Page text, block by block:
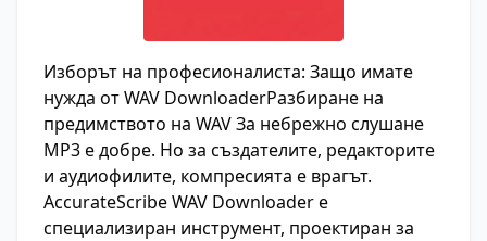
Изборът на професионалиста: Защо имате
нужда от WAV DownloaderРазбиране на
предимството на WAV За небрежно слушане
MP3 е добре. Но за създателите, редакторите
и аудиофилите, компресията е врагът.
AccurateScribe WAV Downloader е
специализиран инструмент, проектиран за